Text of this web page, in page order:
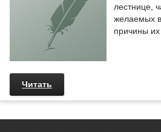
лестнице,
желаемых
причины их
Читать